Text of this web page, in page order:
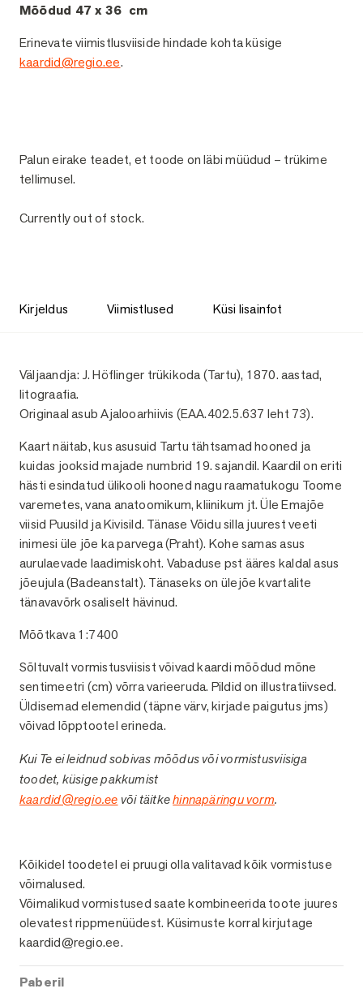
Mõõdud 47 x 36 cm
Erinevate viimistlusviiside hindade kohta küsige
kaardid@regio.ee.
Palun eirake teadet, et toode on läbi müüdud – trükime
tellimusel.
Currently out of stock.
Kirjeldus Viimistlused Küsi lisainfot
Kirjeldus
Väljaandja: J. Höflinger trükikoda (Tartu), 1870. aastad,
litograafia.
Originaal asub Ajalooarhiivis (EAA.402.5.637 leht 73).
Kaart näitab, kus asusuid Tartu tähtsamad hooned ja
kuidas jooksid majade numbrid 19. sajandil. Kaardil on eriti
hästi esindatud ülikooli hooned nagu raamatukogu Toome
varemetes, vana anatoomikum, kliinikum jt. Üle Emajõe
viisid Puusild ja Kivisild. Tänase Võidu silla juurest veeti
inimesi üle jõe ka parvega (Praht). Kohe samas asus
aurulaevade laadimiskoht. Vabaduse pst ääres kaldal asus
jõeujula (Badeanstalt). Tänaseks on ülejõe kvartalite
tänavavõrk osaliselt hävinud.
Mõõtkava 1:7400
Sõltuvalt vormistusviisist võivad kaardi mõõdud mõne
sentimeetri (cm) võrra varieeruda. Pildid on illustratiivsed.
Üldisemad elemendid (täpne värv, kirjade paigutus jms)
võivad lõpptootel erineda.
Kui Te ei leidnud sobivas mõõdus või vormistusviisiga
toodet, küsige pakkumist
kaardid@regio.ee või täitkehinnapäringu vorm.
Viimistlused
Kõikidel toodetel ei pruugi olla valitavad kõik vormistuse
võimalused.
Võimalikud vormistused saate kombineerida toote juures
olevatest rippmenüüdest. Küsimuste korral kirjutage
kaardid@regio.ee.
Paberil